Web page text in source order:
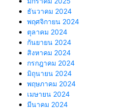
ธันวาคม 2024
พฤศจิกายน 2024
ตุลาคม 2024
กันยายน 2024
สิงหาคม 2024
กรกฎาคม 2024
มิถุนายน 2024
พฤษภาคม 2024
เมษายน 2024
มีนาคม 2024